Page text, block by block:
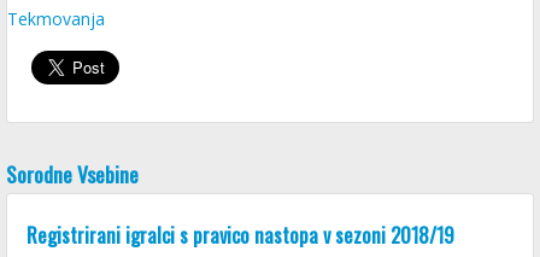
Tekmovanja
Sorodne Vsebine
Registrirani igralci s pravico nastopa v sezoni 2018/19